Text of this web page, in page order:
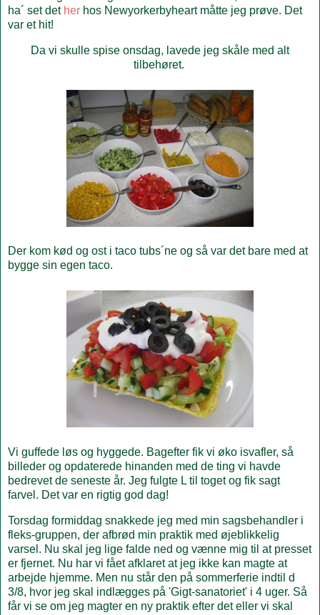
ha´ set det her hos Newyorkerbyheart måtte jeg prøve. Det
var et hit!
Da vi skulle spise onsdag, lavede jeg skåle med alt
tilbehøret.
Der kom kød og ost i taco tubs´ne og så var det bare med at
bygge sin egen taco.
Vi guffede løs og hyggede. Bagefter fik vi øko isvafler, så
billeder og opdaterede hinanden med de ting vi havde
bedrevet de seneste år. Jeg fulgte L til toget og fik sagt
farvel. Det var en rigtig god dag!
Torsdag formiddag snakkede jeg med min sagsbehandler i
fleks-gruppen, der afbrød min praktik med øjeblikkelig
varsel. Nu skal jeg lige falde ned og vænne mig til at presset
er fjernet. Nu har vi fået afklaret at jeg ikke kan magte at
arbejde hjemme. Men nu står den på sommerferie indtil d
3/8, hvor jeg skal indlægges på 'Gigt-sanatoriet' i 4 uger. Så
får vi se om jeg magter en ny praktik efter det eller vi skal